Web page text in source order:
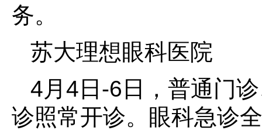
务。
苏大理想眼科医院
4月4日-6日，普通门
诊照常开诊。眼科急诊